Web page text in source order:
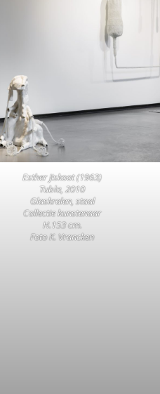
Esther Jiskoot (1963)
Tubla, 2010
Glaskralen, staal
Collectie kunstenaar
H.153 cm.
Foto K. Vrancken